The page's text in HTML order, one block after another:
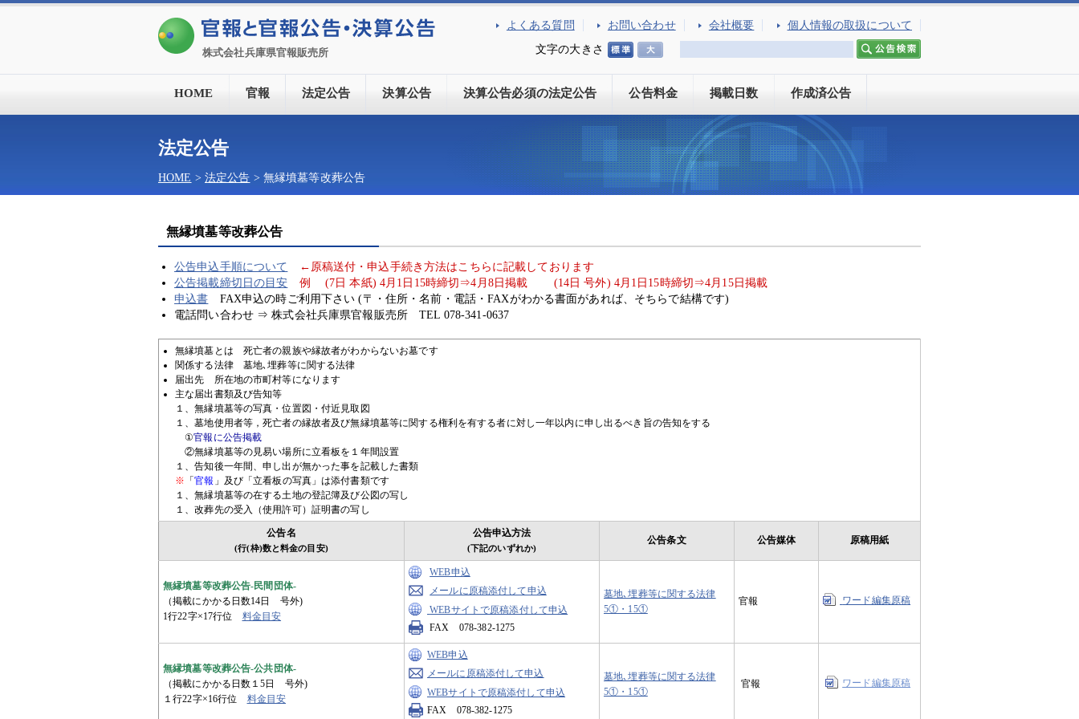
株式会社兵庫県官報販売所
よくある質問 お問い合わせ 会社概要 個人情報の取扱について
文字の大きさ
HOME 官報 法定公告 決算公告 決算公告必須の法定公告 公告料金 掲載日数 作成済公告
法定公告
HOME > 法定公告 > 無縁墳墓等改葬公告
無縁墳墓等改葬公告
公告申込手順について
←原稿送付・申込手続き方法はこちらに記載しております
公告掲載締切日の目安
例 (7日 本紙) 4月1日15時締切⇒4月8日掲載 (14日 号外) 4月1日15時締切⇒4月15日掲載
申込書 FAX申込の時ご利用下さい (〒・住所・名前・電話・FAXがわかる書面があれば、そちらで結構です)
電話問い合わせ ⇒ 株式会社兵庫県官報販売所 TEL 078-341-0637
無縁墳墓とは 死亡者の親族や縁故者がわからないお墓です
関係する法律 墓地､埋葬等に関する法律
届出先 所在地の市町村等になります
主な届出書類及び告知等
１、無縁墳墓等の写真・位置図・付近見取図
１、墓地使用者等，死亡者の縁故者及び無縁墳墓等に関する権利を有する者に対し一年以内に申し出るべき旨の告知をする
①官報に公告掲載
②無縁墳墓等の見易い場所に立看板を１年間設置
１、告知後一年間、申し出が無かった事を記載した書類
※ 「官報 」及び「立看板の写真」は添付書類です
１、無縁墳墓等の在する土地の登記簿及び公図の写し
１、改葬先の受入（使用許可）証明書の写し
公告名
(行(枠)数と料金の目安)
公告申込方法
(下記のいずれか)
公告条文 公告媒体 原稿用紙
無縁墳墓等改葬公告-民間団体-
（掲載にかかる日数14日 号外)
1行22字×17行位 料金目安
WEB申込
メールに原稿添付して申込
WEBサイトで原稿添付して申込
FAX 078-382-1275
墓地､埋葬等に関する法律
5①・15①
官報 ワード編集原稿
無縁墳墓等改葬公告-公共団体-
（掲載にかかる日数１5日 号外)
１行22字×16行位
料金目安
WEB申込
メールに原稿添付して申込
WEBサイトで原稿添付して申込
FAX 078-382-1275
墓地､埋葬等に関する法律
5①・15①
官報 ワード編集原稿